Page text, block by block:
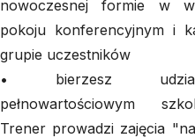
nowoczesnej formie w
pokoju konferencyjnym i
grupie uczestników
• bierzesz
pełnowartościowym
Trener prowadzi zajęcia